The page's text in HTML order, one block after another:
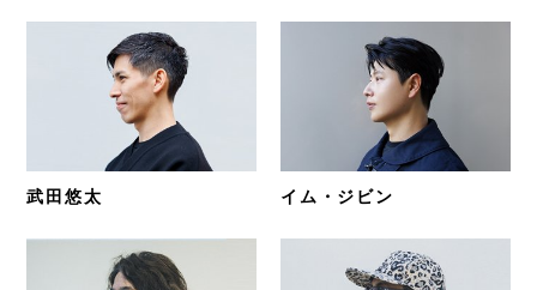
武田悠太 イム・ジビン